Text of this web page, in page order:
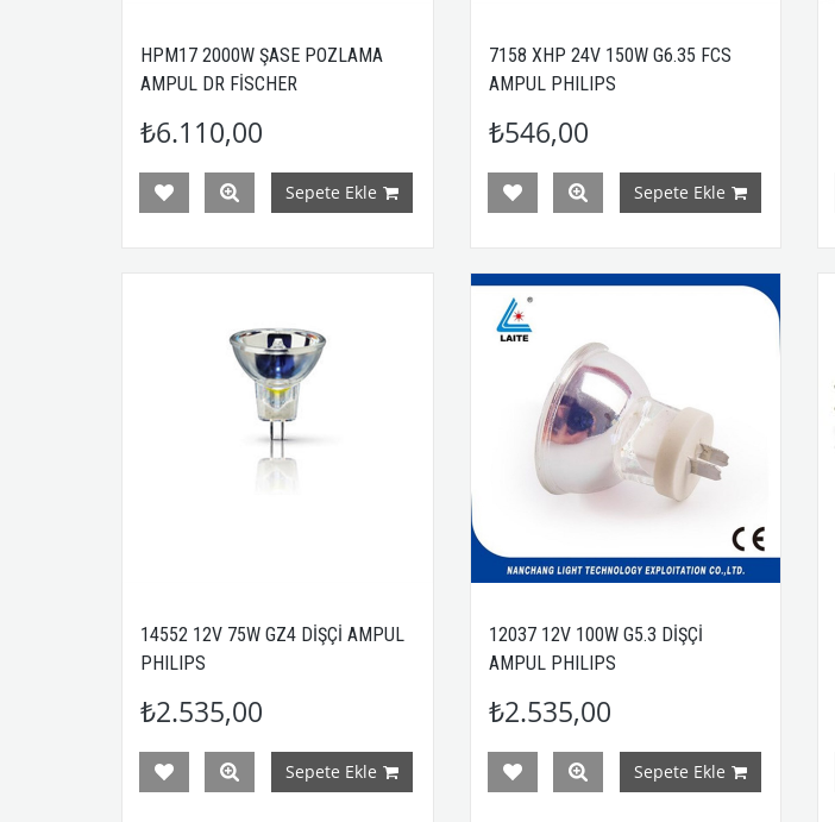
HPM17 2000W ŞASE POZLAMA
AMPUL DR FİSCHER
₺6.110,00
Sepete Ekle
7158 XHP 24V 150W G6.35 FCS
AMPUL PHILIPS
₺546,00
Sepete Ekle
14552 12V 75W GZ4 DİŞÇİ AMPUL
PHILIPS
₺2.535,00
Sepete Ekle
12037 12V 100W G5.3 DİŞÇİ
AMPUL PHILIPS
₺2.535,00
Sepete Ekle